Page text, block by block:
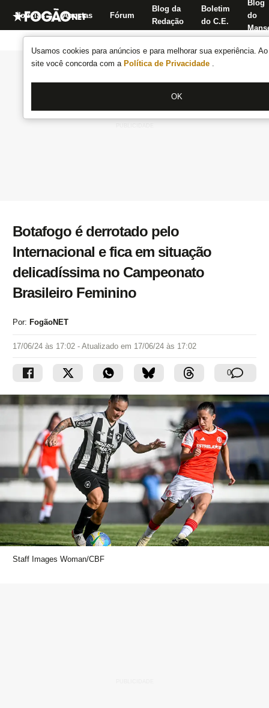
Usamos cookies para anúncios e para melhorar sua experiência.
site você concorda com a Política de Privacidade .
OK
Notícias Apostas Fórum
Blog da
Redação
Boletim
do C.E.
Blog
do
Botafogo é derrotado pelo
Internacional e fica em situação
delicadíssima no Campeonato
Brasileiro Feminino
Por: FogãoNET
17/06/24 às 17:02 - Atualizado em 17/06/24 às 17:02
0
Staff Images Woman/CBF